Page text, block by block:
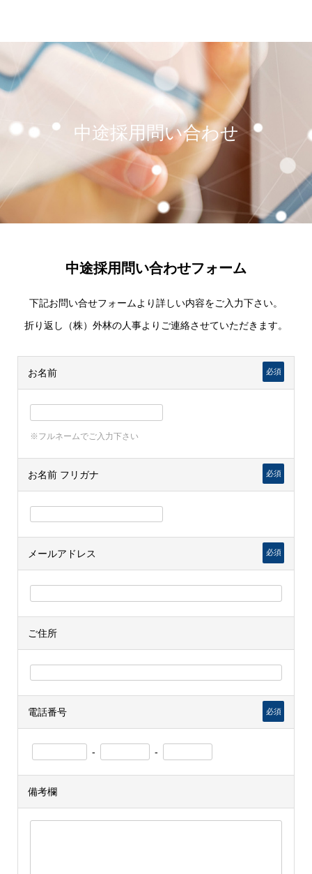
中途採用問い合わせ
中途採用問い合わせフォーム
下記お問い合せフォームより詳しい内容をご入力下さい。
折り返し（株）外林の人事よりご連絡させていただきます。
お名前 必須
※フルネームでご入力下さい
お名前 フリガナ 必須
メールアドレス 必須
ご住所
電話番号 必須
- -
備考欄